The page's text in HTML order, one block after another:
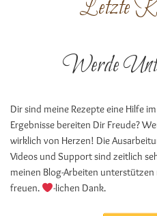
Letzte
Werde
Dir sind meine Rezepte eine Hilfe
Ergebnisse bereiten Dir Freude?
wirklich von Herzen! Die
Videos und Support sind zeitlich
meinen Blog-Arbeiten
freuen.
-lichen Dank.